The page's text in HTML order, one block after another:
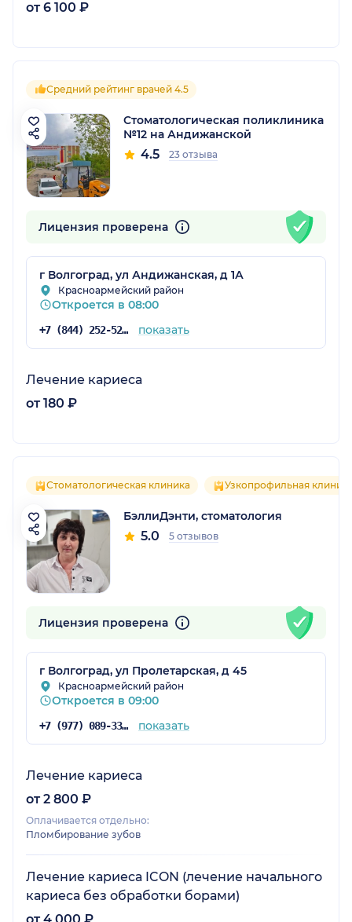
от 6 100 ₽
Средний рейтинг врачей 4.5
Стоматологическая поликлиника
№12 на Андижанской
4.5 23 отзыва
Лицензия проверена
г Волгоград, ул Андижанская, д 1А
Красноармейский район
Откроется в 08:00
+7 (844) 252-52-12 показать
Лечение кариеса
от 180 ₽
Стоматологическая клиника Узкопрофильная
БэллиДэнти, стоматология
5.0 5 отзывов
Лицензия проверена
г Волгоград, ул Пролетарская, д 45
Красноармейский район
Откроется в 09:00
+7 (977) 089-33-34 показать
Лечение кариеса
от 2 800 ₽
Оплачивается отдельно:
Пломбирование зубов
Лечение кариеса ICON (лечение начального
кариеса без обработки борами)